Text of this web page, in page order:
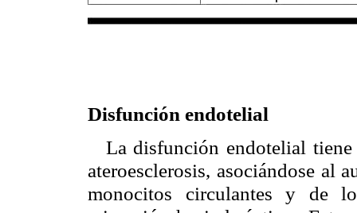
Disfunción endotelial
La disfunción endotelial
ateroesclerosis, asociándose al
monocitos circulantes y de